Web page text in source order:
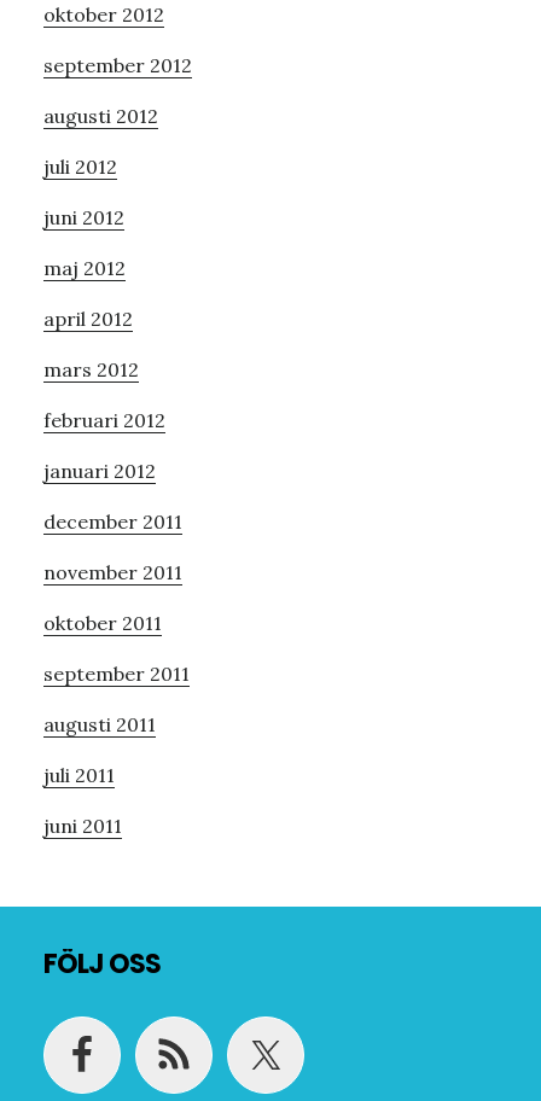
oktober 2012
september 2012
augusti 2012
juli 2012
juni 2012
maj 2012
april 2012
mars 2012
februari 2012
januari 2012
december 2011
november 2011
oktober 2011
september 2011
augusti 2011
juli 2011
juni 2011
FÖLJ OSS